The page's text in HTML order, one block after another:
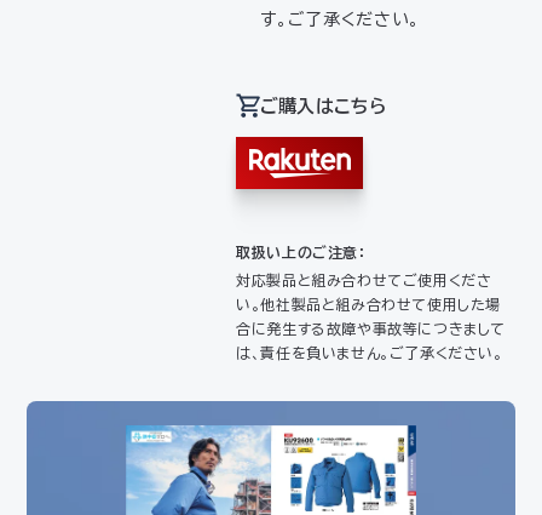
す。ご了承ください。
ご購入はこちら
取扱い上のご注意：
対応製品と組み合わせてご使用くださ
い。他社製品と組み合わせて使用した場
合に発生する故障や事故等につきまして
は、責任を負いません。ご了承ください。